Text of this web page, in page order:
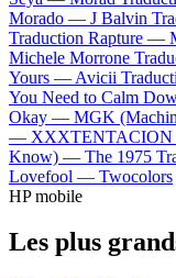
Morado — J Balvin
Traduction Rapture —
Michele Morrone
Yours — Avicii
You Need to Calm
Okay — MGK
— XXXTENTACION
Know) — The 1975
Lovefool — Twocolors
HP mobile
Les plus